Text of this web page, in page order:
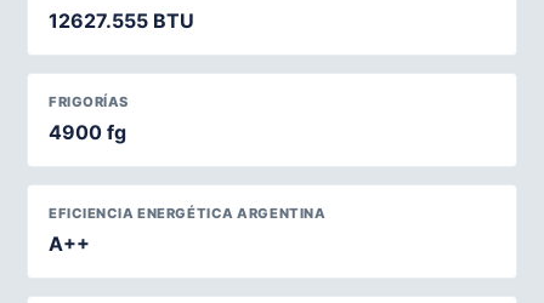
12627.555 BTU
FRIGORÍAS
4900 fg
EFICIENCIA ENERGÉTICA ARGENTINA
A++